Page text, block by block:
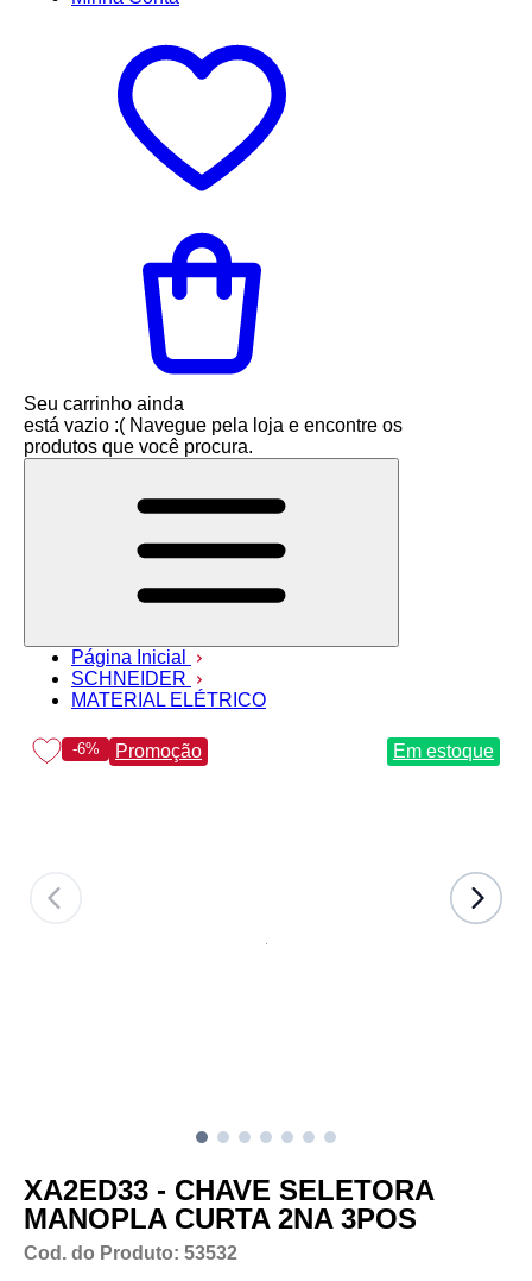
Seu carrinho ainda
está vazio :( Navegue pela loja e encontre os
produtos que você procura.
Página Inicial
SCHNEIDER
MATERIAL ELÉTRICO
-6% Promoção Em estoque
XA2ED33 - CHAVE SELETORA
MANOPLA CURTA 2NA 3POS
Cod. do Produto: 53532